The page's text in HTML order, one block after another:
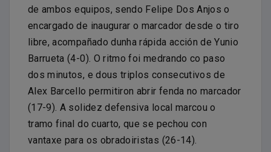
de ambos equipos, sendo Felipe Dos Anjos o
encargado de inaugurar o marcador desde o tiro
libre, acompañado dunha rápida acción de Yunio
Barrueta (4-0). O ritmo foi medrando co paso
dos minutos, e dous triplos consecutivos de
Alex Barcello permitiron abrir fenda no marcador
(17-9). A solidez defensiva local marcou o
tramo final do cuarto, que se pechou con
vantaxe para os obradoiristas (26-14).